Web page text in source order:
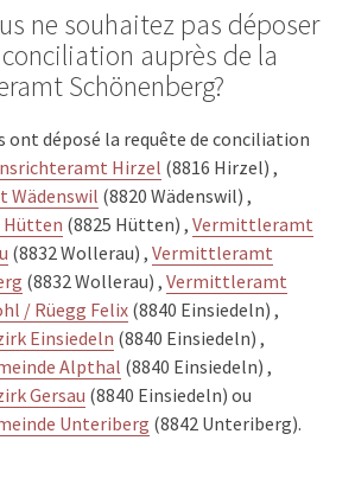
ne souhaitez pas déposer
auprès de la
Schönenberg?
ont déposé la requête de conciliation
Hirzel (8816 Hirzel) ,
Wädenswil (8820 Wädenswil) ,
Hütten (8825 Hütten) ,Vermittleramt
(8832 Wollerau) ,Vermittleramt
(8832 Wollerau) ,Vermittleramt
/ Rüegg Felix (8840 Einsiedeln) ,
Einsiedeln (8840 Einsiedeln) ,
Alpthal (8840 Einsiedeln) ,
Gersau (8840 Einsiedeln) ou
Unteriberg (8842 Unteriberg).